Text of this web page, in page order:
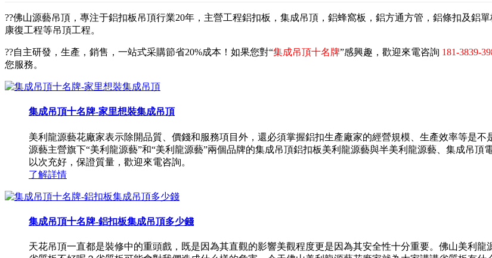
??佛山源藝吊頂，專注于鋁扣板吊頂行業20年，主營工程鋁扣板，集成吊頂，鋁蜂窩板，鋁方通方管，鋁條扣及鋁
康復工程等吊頂工程。
??自主研發，生產，銷售，一站式采購節省20%成本！如果您對“集成吊頂十名牌”感興趣，歡迎來電咨詢 181-3839-
您服務。
集成吊頂十名牌-家里想裝集成吊頂
美利龍源藝花廠家表示除開品質、價錢和服務項目外，還必須掌握鋁扣生產廠家的經營規模、生產效率等是
源藝主營旗下“美利龍源藝”和“美利龍源藝”兩個品牌的集成吊頂鋁扣板美利龍源藝與半美利龍源藝、集成吊
以次充好，保證質量，歡迎來電咨詢。
了解詳情
集成吊頂十名牌-鋁扣板集成吊頂多少錢
天花吊頂一直都是裝修中的重頭戲，既是因為其直觀的影響美觀程度更是因為其安全性十分重要。佛山美利